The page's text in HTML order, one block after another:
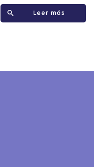
Leer más